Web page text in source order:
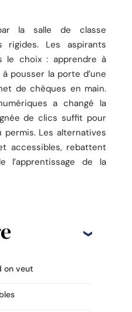
la salle de classe
rigides. Les aspirants
le choix : apprendre à
pousser la porte d’une
de chèques en main.
a changé la
de clics suffit pour
permis. Les alternatives
accessibles, rebattent
l’apprentissage de la
on veut